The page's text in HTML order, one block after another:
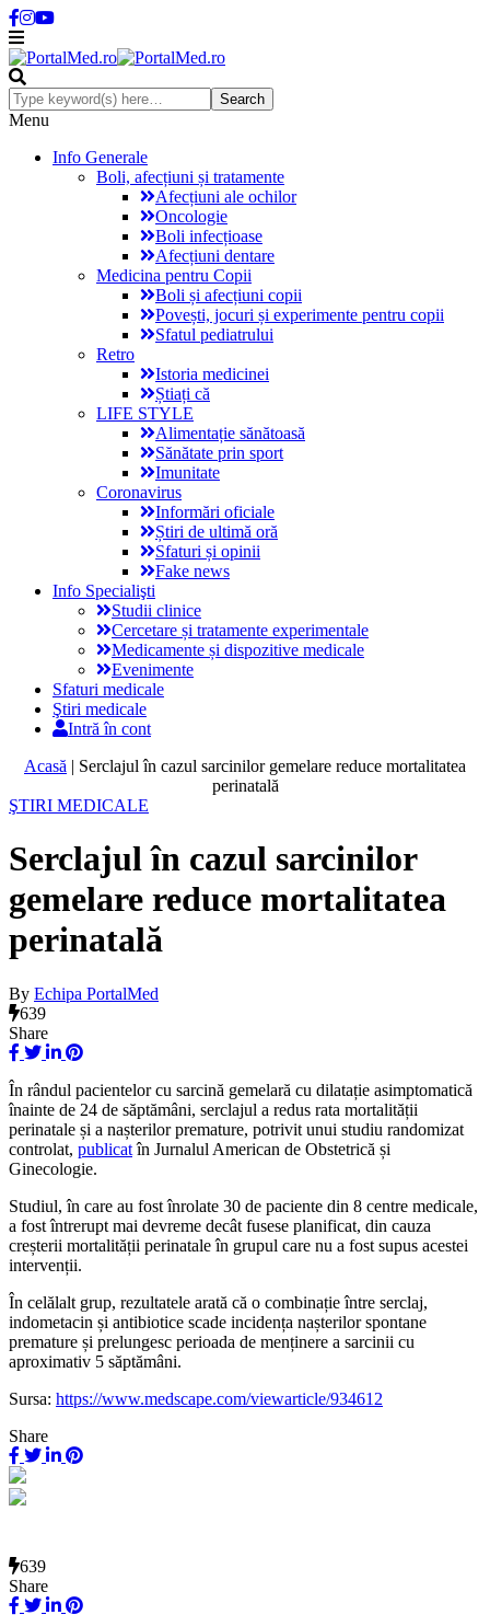
Menu
Info Generale
Boli, afecțiuni și tratamente
Afecțiuni ale ochilor
Oncologie
Boli infecțioase
Afecțiuni dentare
Medicina pentru Copii
Boli și afecțiuni copii
Povești, jocuri și experimente pentru copii
Sfatul pediatrului
Retro
Istoria medicinei
Știați că
LIFE STYLE
Alimentație sănătoasă
Sănătate prin sport
Imunitate
Coronavirus
Informări oficiale
Știri de ultimă oră
Sfaturi și opinii
Fake news
Info Specialişti
Studii clinice
Cercetare și tratamente experimentale
Medicamente și dispozitive medicale
Evenimente
Sfaturi medicale
Ştiri medicale
Intră în cont
Acasă | Serclajul în cazul sarcinilor gemelare reduce mortalitatea
perinatală
ŞTIRI MEDICALE
Serclajul în cazul sarcinilor
gemelare reduce mortalitatea
perinatală
By Echipa PortalMed
639
Share
În rândul pacientelor cu sarcină gemelară cu dilatație asimptomatică
înainte de 24 de săptămâni, serclajul a redus rata mortalității
perinatale și a nașterilor premature, potrivit unui studiu randomizat
controlat, publicatîn Jurnalul American de Obstetrică și
Ginecologie.
Studiul, în care au fost înrolate 30 de paciente din 8 centre medicale,
a fost întrerupt mai devreme decât fusese planificat, din cauza
creșterii mortalității perinatale în grupul care nu a fost supus acestei
intervenții.
În celălalt grup, rezultatele arată că o combinație între serclaj,
indometacin și antibiotice scade incidența nașterilor spontane
premature și prelungesc perioada de menținere a sarcinii cu
aproximativ 5 săptămâni.
Sursa: https://www.medscape.com/viewarticle/934612
Share
639
Share